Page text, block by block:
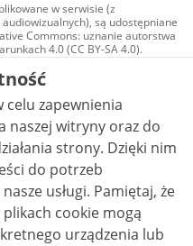
w serwisie (z
są udostępniane
Commons: uznanie autorstwa
4.0 (CC BY-SA 4.0).
w tym zdjęcia, materiały
na licencji typu
autorstwa użycie
zależnych 4.0 (CC BY-
jest to stwierdzone inaczej.
celu zapewnienia
naszej witryny oraz do
strony. Dzięki nim
do potrzeb
Pamiętaj, że
cookie mogą
urządzenia lub